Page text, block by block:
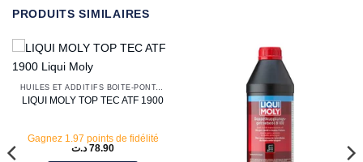
PRODUITS SIMILAIRES
HUILES ET ADDITIFS BOITE-PONT-DIRECTION
LIQUI MOLY TOP TEC ATF 1900
Gagnez 1.97 points de fidélité
78.90 د.ت